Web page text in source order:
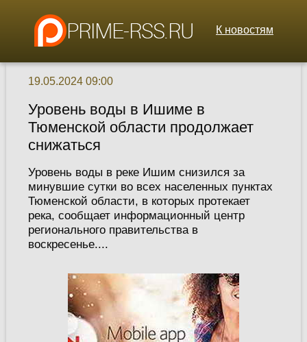
К новостям
19.05.2024 09:00
Уровень воды в Ишиме в
Тюменской области продолжает
снижаться
Уровень воды в реке Ишим снизился за
минувшие сутки во всех населенных пунктах
Тюменской области, в которых протекает
река, сообщает информационный центр
регионального правительства в
воскресенье....